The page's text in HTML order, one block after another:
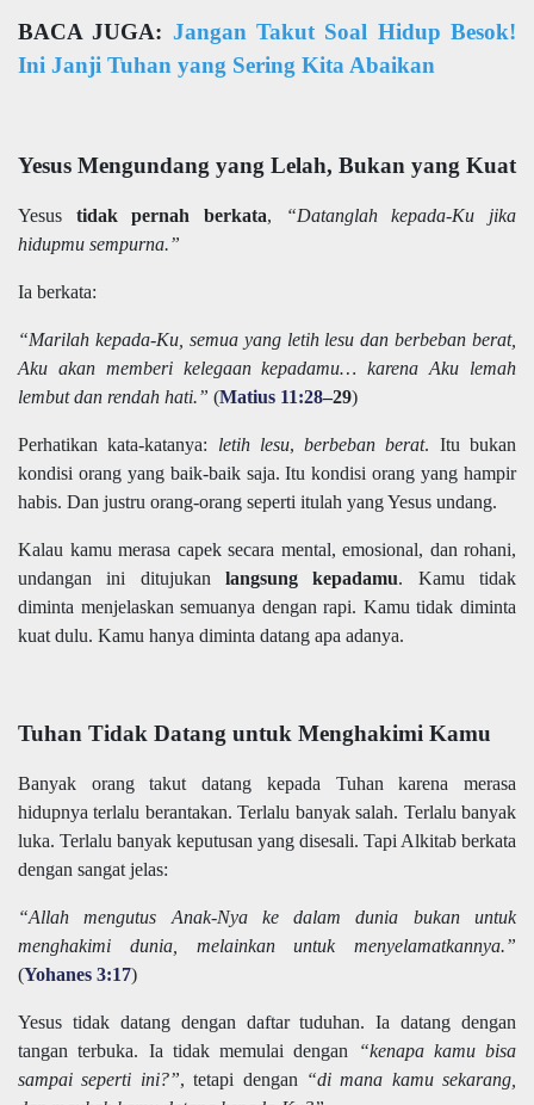
BACA JUGA: Jangan Takut Soal Hidup Besok!
Ini Janji Tuhan yang Sering Kita Abaikan
Yesus Mengundang yang Lelah, Bukan yang Kuat
Yesus tidak pernah berkata,
“Datanglah kepada-Ku jika
hidupmu sempurna.”
Ia berkata:
“Marilah kepada-Ku, semua yang letih lesu dan berbeban berat,
Aku akan memberi kelegaan kepadamu… karena Aku lemah
lembut dan rendah hati.” (Matius 11:28–29)
Perhatikan kata-katanya: letih lesu,berbeban berat. Itu bukan
kondisi orang yang baik-baik saja. Itu kondisi orang yang hampir
habis. Dan justru orang-orang seperti itulah yang Yesus undang.
Kalau kamu merasa capek secara mental, emosional, dan rohani,
undangan ini ditujukan langsung kepadamu. Kamu tidak
diminta menjelaskan semuanya dengan rapi. Kamu tidak diminta
kuat dulu. Kamu hanya diminta datang apa adanya.
Tuhan Tidak Datang untuk Menghakimi Kamu
Banyak orang takut datang kepada Tuhan karena merasa
hidupnya terlalu berantakan. Terlalu banyak salah. Terlalu banyak
luka. Terlalu banyak keputusan yang disesali. Tapi Alkitab berkata
dengan sangat jelas:
“Allah mengutus Anak-Nya ke dalam dunia bukan untuk
menghakimi dunia, melainkan untuk menyelamatkannya.”
(Yohanes 3:17)
Yesus tidak datang dengan daftar tuduhan. Ia datang dengan
tangan terbuka. Ia tidak memulai dengan
“kenapa kamu bisa
sampai seperti ini?”, tetapi dengan “di mana kamu sekarang,